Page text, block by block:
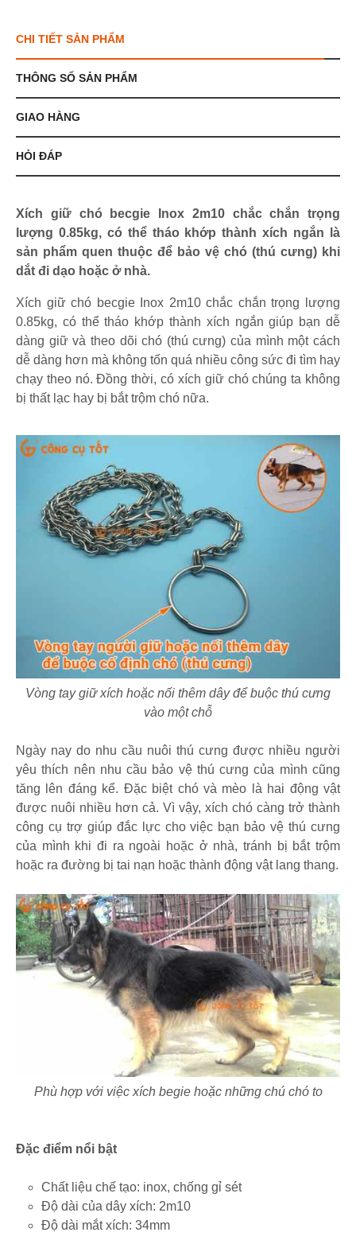
CHI TIẾT SẢN PHẨM
THÔNG SỐ SẢN PHẨM
GIAO HÀNG
HỎI ĐÁP
Xích giữ chó becgie Inox 2m10 chắc chắn trọng
lượng 0.85kg, có thể tháo khớp thành xích ngắn là
sản phẩm quen thuộc để bảo vệ chó (thú cưng) khi
dắt đi dạo hoặc ở nhà.
Xích giữ chó becgie Inox 2m10 chắc chắn trọng lượng
0.85kg, có thể tháo khớp thành xích ngắn giúp bạn dễ
dàng giữ và theo dõi chó (thú cưng) của mình một cách
dễ dàng hơn mà không tốn quá nhiều công sức đi tìm hay
chạy theo nó. Đồng thời, có xích giữ chó chúng ta không
bị thất lạc hay bị bắt trộm chó nữa.
Vòng tay giữ xích hoặc nối thêm dây để buộc thú cưng
vào một chỗ
Ngày nay do nhu cầu nuôi thú cưng được nhiều người
yêu thích nên nhu cầu bảo vệ thú cưng của mình cũng
tăng lên đáng kể. Đặc biệt chó và mèo là hai động vật
được nuôi nhiều hơn cả. Vì vậy, xích chó càng trở thành
công cụ trợ giúp đắc lực cho việc bạn bảo vệ thú cưng
của mình khi đi ra ngoài hoặc ở nhà, tránh bị bắt trộm
hoặc ra đường bị tai nạn hoặc thành động vật lang thang.
Phù hợp với việc xích begie hoặc những chú chó to
Đặc điểm nổi bật
Chất liệu chế tạo: inox, chống gỉ sét
Độ dài của dây xích: 2m10
Độ dài mắt xích: 34mm